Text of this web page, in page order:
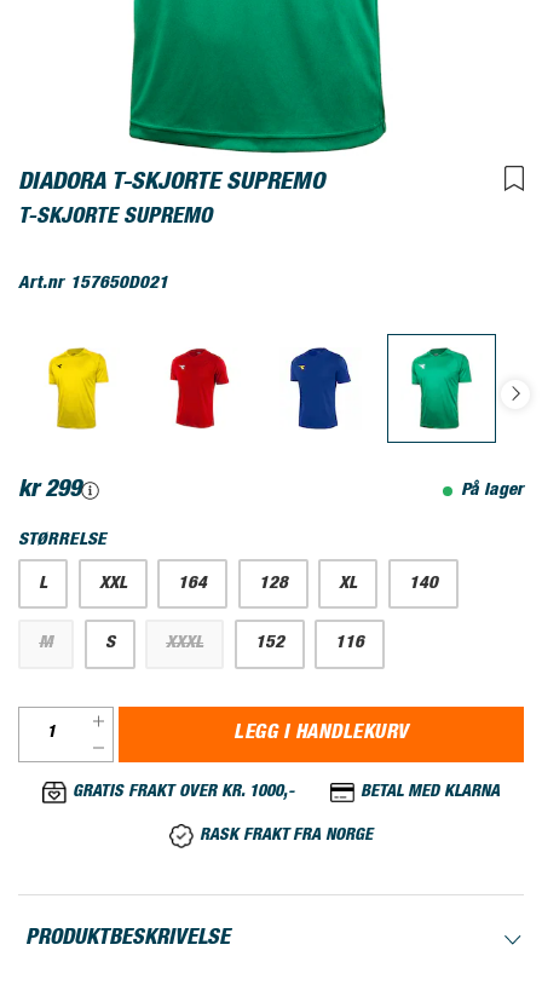
DIADORA T-SKJORTE SUPREMO
T-SKJORTE SUPREMO
Art.nr 157650D021
kr 299 På lager
STØRRELSE
L XXL 164 128 XL 140
M S XXXL 152 116
LEGG I HANDLEKURV
GRATIS FRAKT OVER KR. 1000,- BETAL MED KLARNA
RASK FRAKT FRA NORGE
PRODUKTBESKRIVELSE